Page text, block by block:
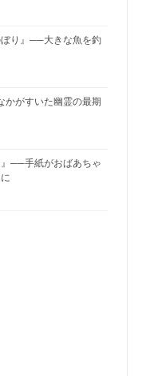
ぼり』──大きな魚を釣
かがすいた幽霊の最期
』──手紙がおばあちゃ